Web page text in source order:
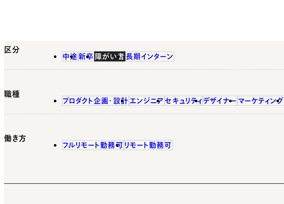
区分
中途 新卒 障がい者 長期インターン
職種
プロダクト企画・設計 エンジニア セキュリティ デザイナー マーケティング
働き方
フルリモート勤務可 リモート勤務可